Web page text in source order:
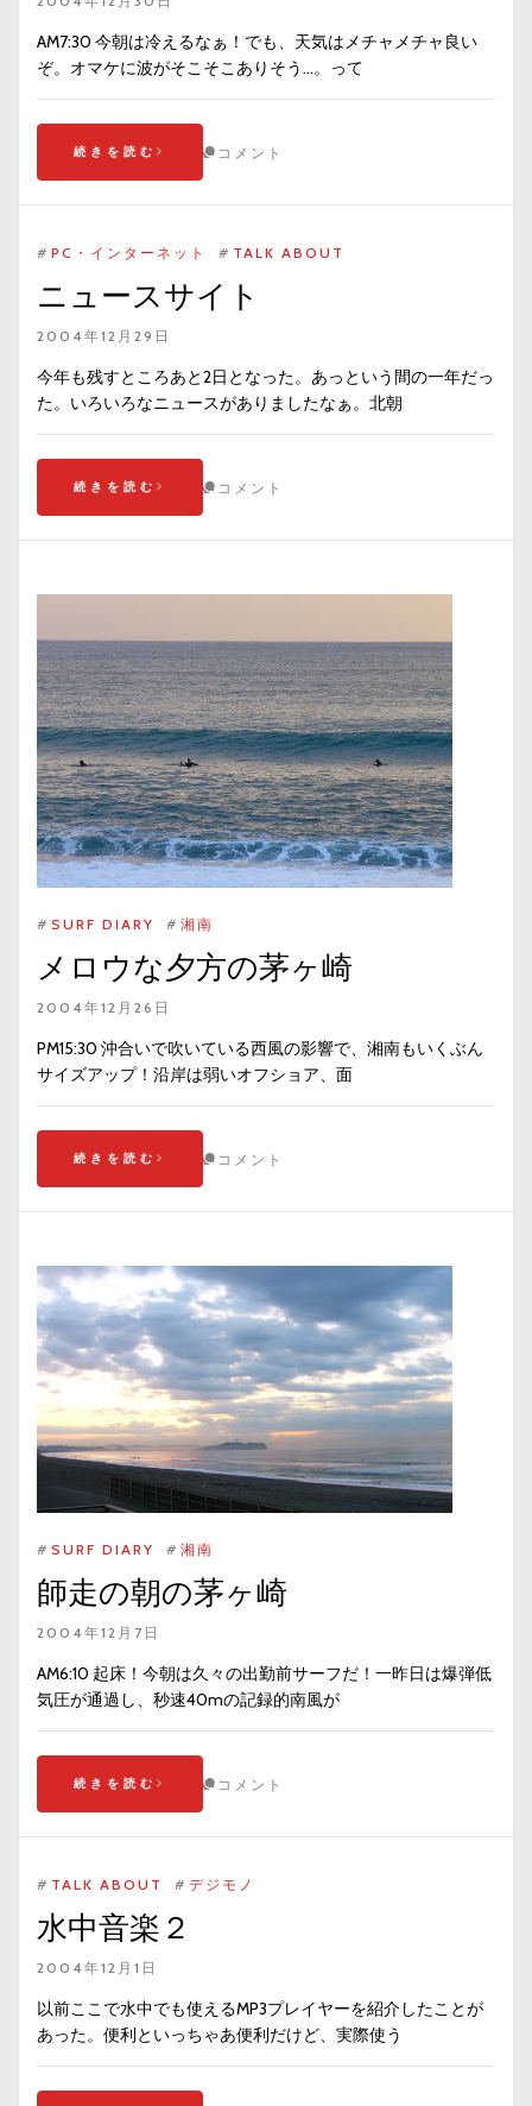
AM7:30 今朝は冷えるなぁ！でも、天気はメチャメチャ良い
ぞ。オマケに波がそこそこありそう…。って
続きを読む コメント
# PC・インターネット # TALK ABOUT
ニュースサイト
2004年12月29日
今年も残すところあと2日となった。あっという間の一年だっ
た。いろいろなニュースがありましたなぁ。北朝
続きを読む コメント
# SURF DIARY # 湘南
メロウな夕方の茅ヶ崎
2004年12月26日
PM15:30 沖合いで吹いている西風の影響で、湘南もいくぶん
サイズアップ！沿岸は弱いオフショア、面
続きを読む コメント
# SURF DIARY # 湘南
師走の朝の茅ヶ崎
2004年12月7日
AM6:10 起床！今朝は久々の出勤前サーフだ！一昨日は爆弾低
気圧が通過し、秒速40mの記録的南風が
続きを読む コメント
# TALK ABOUT # デジモノ
水中音楽２
2004年12月1日
以前ここで水中でも使えるMP3プレイヤーを紹介したことが
あった。便利といっちゃあ便利だけど、実際使う